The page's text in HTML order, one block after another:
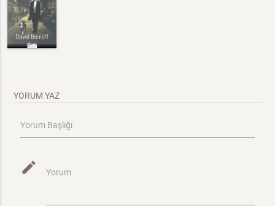
YORUM YAZ
Yorum Başlığı
mode_edit Yorum